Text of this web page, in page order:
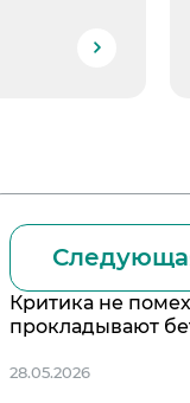
Критика не
прокладывают
28.05.2026